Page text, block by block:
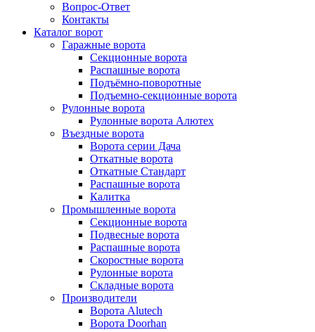
Вопрос-Ответ
Контакты
Каталог ворот
Гаражные ворота
Секционные ворота
Распашные ворота
Подъёмно-поворотные
Подъемно-секционные ворота
Рулонные ворота
Рулонные ворота Алютех
Въездные ворота
Ворота серии Дача
Откатные ворота
Откатные Стандарт
Распашные ворота
Калитка
Промышленные ворота
Секционные ворота
Подвесные ворота
Распашные ворота
Скоростные ворота
Рулонные ворота
Складные ворота
Производители
Ворота Alutech
Ворота Doorhan